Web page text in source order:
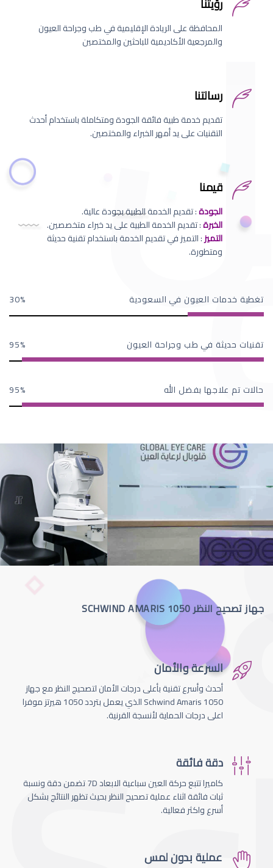
المحافظة على الريادة الإقليمية في طب وجراحة العيون
والمرجعية الأكاديمية للباحثين والمختصين
رسالتنا
تقديم خدمة طبية فائقة الجودة ومتكاملة باستخدام أحدث
التقنيات على يد أمهر الخبراء والمختصين.
قيمنا
الجودة: تقديم الخدمة الطبية بجودة عالية.
الخبرة: تقديم الخدمة الطبية على يد خبراء متخصصين.
التميز: التميز في تقديم الخدمة باستخدام تقنية حديثة
ومتطورة.
تغطية خدمات العيون في السعودية 30
تقنيات حديثة في طب وجراحة العيون 95
حالات تم علاجها بفضل الله 95
جهاز تصحيح النظر SCHWIND AMARIS 1050
السرعة والأمان
أحدث وأسرع تقنية بأعلى درجات الأمان لتصحيج النظر مع جهاز
Schwind Amaris 1050 الذي يعمل بتردد 1050 هيرتز موفرا
اعلى درجات الحماية لأنسجة القرنية.
دقة فائقة
كاميرا تتبع حركة العين سباعية الابعاد 7D تضمن دقة ونسبة
ثبات فائقة اثناء عملية تصحيح النظر بحيث تظهر النتائج بشكل
أسرع واكثر فعالية.
عملية بدون لمس